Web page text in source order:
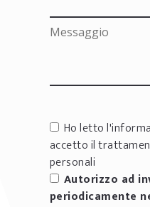
Ho letto
accetto il
personali
Autorizzo ad
periodicamente